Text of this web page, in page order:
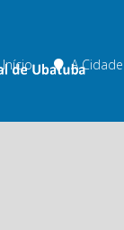
Início A Cidade